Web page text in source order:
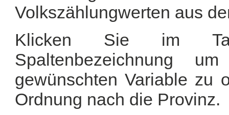
Volkszählungwerten aus
Klicken Sie im
Spaltenbezeichnung
gewünschten Variable zu
Ordnung nach die Provinz.